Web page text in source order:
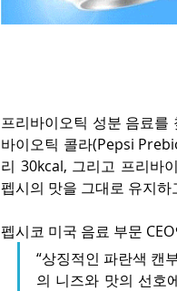
프리바이오틱 성분 음료를
바이오틱 콜라(Pepsi
리 30kcal, 그리고 프리바
펩시의 맛을 그대로 유지하
펩시코 미국 음료 부문
“상징적인 파란색 캔
의 니즈와 맛의 선호